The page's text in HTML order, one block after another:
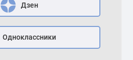
Дзен
Одноклассники